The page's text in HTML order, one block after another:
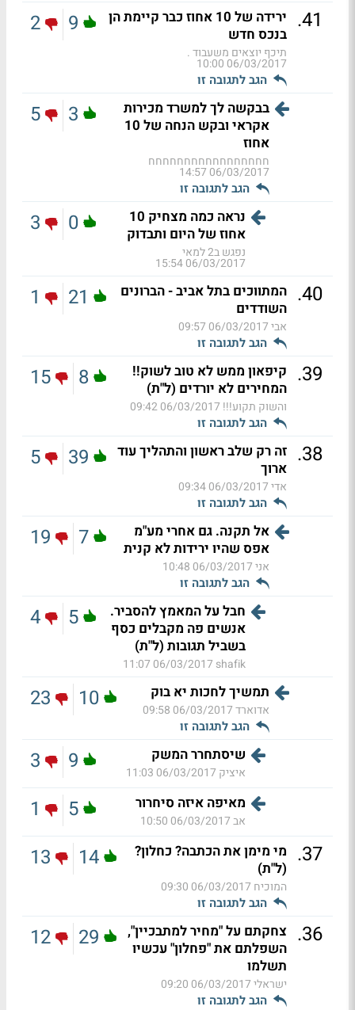
41
.
ירידה של 10 אחוז כבר קיימת הן
בנכס חדש
תיכף יוצאים משעבוד .
06/03/2017 10:00
הגב לתגובה זו
9
2
בבקשה לך למשרד מכירות
אקראי ובקש הנחה של 10
אחוז
חחחחחחחחחחחחחחחחח
06/03/2017 14:57
הגב לתגובה זו
3
5
נראה כמה מצחיק 10
אחוז של היום ותבדוק
נפגש ב2 למאי
06/03/2017 15:54
0
3
40
. המתווכים בתל אביב - הברונים
השודדים
אבי06/03/2017 09:57
הגב לתגובה זו
21
1
39
. קיפאון ממש לא טוב לשוק!!
המחירים לא יורדים (ל"ת)
והשוק תקוע!!! 06/03/2017 09:42
הגב לתגובה זו
8
15
38
. זה רק שלב ראשון והתהליך עוד
ארוך
אדי06/03/2017 09:34
הגב לתגובה זו
39
5
אל תקנה. גם אחרי מע"מ
אפס שהיו ירידות לא קנית
אני06/03/2017 10:48
הגב לתגובה זו
7
19
חבל על המאמץ להסביר.
אנשים פה מקבלים כסף
בשביל תגובות (ל"ת)
shafik
06/03/2017 11:07
5
4
תמשיך לחכות יא בוק
אדוארד06/03/2017 09:58
הגב לתגובה זו
10
23
שיסתחרר המשק
איציק 06/03/2017 11:03
9
3
מאיפה איזה סיחרור
אב06/03/2017 10:50
5
1
37
. מי מימן את הכתבה? כחלון?
(ל"ת)
המוכיח 06/03/2017 09:30
הגב לתגובה זו
14
13
36
. צחקתם על "מחיר למתבכיין",
השפלתם את "פחלון" עכשיו
תשלמו
ישראלי06/03/2017 09:20
הגב לתגובה זו
29
12